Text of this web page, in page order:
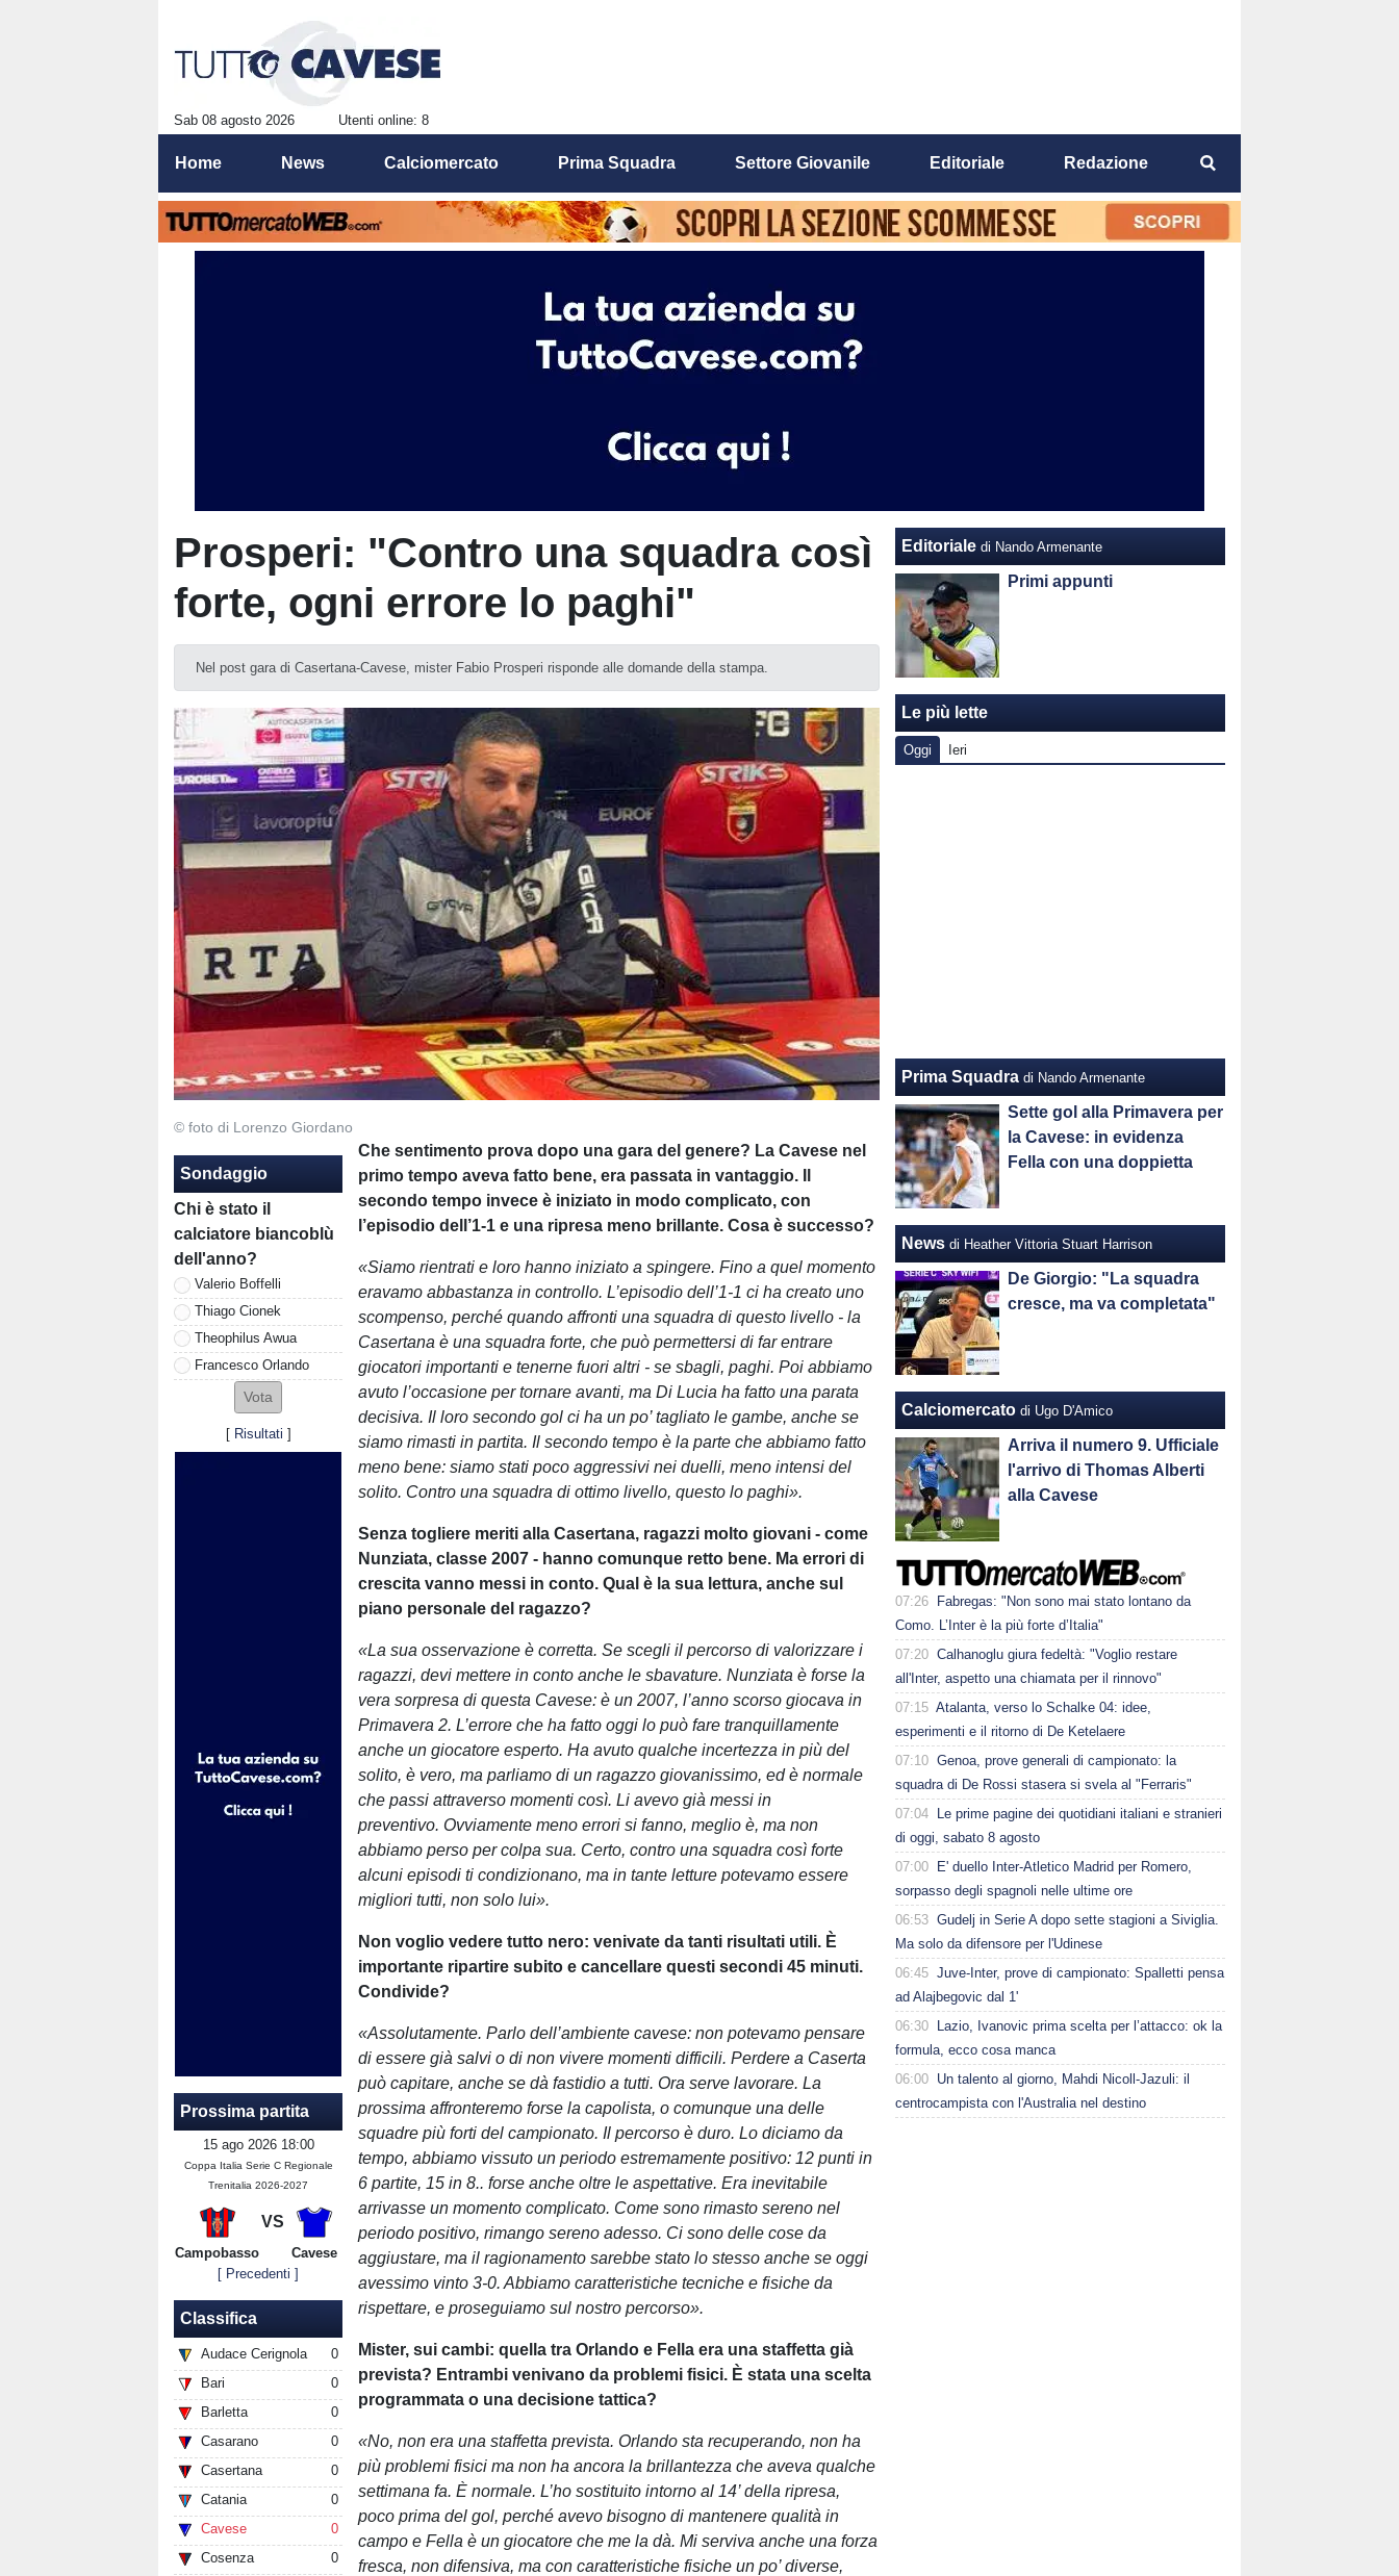
Sab 08 agosto 2026 Utenti online: 8
Home News Calciomercato Prima Squadra Settore Giovanile Editoriale Redazione
Prosperi: "Contro una squadra così
forte, ogni errore lo paghi"
Nel post gara di Casertana-Cavese, mister Fabio Prosperi risponde alle domande della stampa.
© foto di Lorenzo Giordano
Sondaggio
Chi è stato il
calciatore biancoblù
dell'anno?
Valerio Boffelli
Thiago Cionek
Theophilus Awua
Francesco Orlando
[ Risultati ]
Prossima partita
15 ago 2026 18:00
Coppa Italia Serie C Regionale
Trenitalia 2026-2027
VS
Campobasso
Cavese
[ Precedenti ]
Classifica
Audace Cerignola
0
Bari
0
Barletta
0
Casarano
0
Casertana
0
Catania
0
Cavese
0
Cosenza
0
Che sentimento prova dopo una gara del genere? La Cavese nel
primo tempo aveva fatto bene, era passata in vantaggio. Il
secondo tempo invece è iniziato in modo complicato, con
l’episodio dell’1-1 e una ripresa meno brillante. Cosa è successo?
«Siamo rientrati e loro hanno iniziato a spingere. Fino a quel momento
eravamo abbastanza in controllo. L’episodio dell’1-1 ci ha creato uno
scompenso, perché quando affronti una squadra di questo livello - la
Casertana è una squadra forte, che può permettersi di far entrare
giocatori importanti e tenerne fuori altri - se sbagli, paghi. Poi abbiamo
avuto l’occasione per tornare avanti, ma Di Lucia ha fatto una parata
decisiva. Il loro secondo gol ci ha un po’ tagliato le gambe, anche se
siamo rimasti in partita. Il secondo tempo è la parte che abbiamo fatto
meno bene: siamo stati poco aggressivi nei duelli, meno intensi del
solito. Contro una squadra di ottimo livello, questo lo paghi».
Senza togliere meriti alla Casertana, ragazzi molto giovani - come
Nunziata, classe 2007 - hanno comunque retto bene. Ma errori di
crescita vanno messi in conto. Qual è la sua lettura, anche sul
piano personale del ragazzo?
«La sua osservazione è corretta. Se scegli il percorso di valorizzare i
ragazzi, devi mettere in conto anche le sbavature. Nunziata è forse la
vera sorpresa di questa Cavese: è un 2007, l’anno scorso giocava in
Primavera 2. L’errore che ha fatto oggi lo può fare tranquillamente
anche un giocatore esperto. Ha avuto qualche incertezza in più del
solito, è vero, ma parliamo di un ragazzo giovanissimo, ed è normale
che passi attraverso momenti così. Li avevo già messi in
preventivo. Ovviamente meno errori si fanno, meglio è, ma non
abbiamo perso per colpa sua. Certo, contro una squadra così forte
alcuni episodi ti condizionano, ma in tante letture potevamo essere
migliori tutti, non solo lui».
Non voglio vedere tutto nero: venivate da tanti risultati utili. È
importante ripartire subito e cancellare questi secondi 45 minuti.
Condivide?
«Assolutamente. Parlo dell’ambiente cavese: non potevamo pensare
di essere già salvi o di non vivere momenti difficili. Perdere a Caserta
può capitare, anche se dà fastidio a tutti. Ora serve lavorare. La
prossima affronteremo forse la capolista, o comunque una delle
squadre più forti del campionato. Il percorso è duro. Lo diciamo da
tempo, abbiamo vissuto un periodo estremamente positivo: 12 punti in
6 partite, 15 in 8.. forse anche oltre le aspettative. Era inevitabile
arrivasse un momento complicato. Come sono rimasto sereno nel
periodo positivo, rimango sereno adesso. Ci sono delle cose da
aggiustare, ma il ragionamento sarebbe stato lo stesso anche se oggi
avessimo vinto 3-0. Abbiamo caratteristiche tecniche e fisiche da
rispettare, e proseguiamo sul nostro percorso».
Mister, sui cambi: quella tra Orlando e Fella era una staffetta già
prevista? Entrambi venivano da problemi fisici. È stata una scelta
programmata o una decisione tattica?
«No, non era una staffetta prevista. Orlando sta recuperando, non ha
più problemi fisici ma non ha ancora la brillantezza che aveva qualche
settimana fa. È normale. L’ho sostituito intorno al 14’ della ripresa,
poco prima del gol, perché avevo bisogno di mantenere qualità in
campo e Fella è un giocatore che me la dà. Mi serviva anche una forza
fresca, non difensiva, ma con caratteristiche fisiche un po’ diverse,
Editoriale di Nando Armenante
Primi appunti
Le più lette
Oggi Ieri
Prima Squadra di Nando Armenante
Sette gol alla Primavera per
la Cavese: in evidenza
Fella con una doppietta
News di Heather Vittoria Stuart Harrison
De Giorgio: "La squadra
cresce, ma va completata"
Calciomercato di Ugo D'Amico
Arriva il numero 9. Ufficiale
l'arrivo di Thomas Alberti
alla Cavese
07:26
Fabregas: "Non sono mai stato lontano da
Como. L’Inter è la più forte d’Italia"
07:20 Calhanoglu giura fedeltà: "Voglio restare
all'Inter, aspetto una chiamata per il rinnovo"
07:15 Atalanta, verso lo Schalke 04: idee,
esperimenti e il ritorno di De Ketelaere
07:10 Genoa, prove generali di campionato: la
squadra di De Rossi stasera si svela al "Ferraris"
07:04
Le prime pagine dei quotidiani italiani e stranieri
di oggi, sabato 8 agosto
07:00
E' duello Inter-Atletico Madrid per Romero,
sorpasso degli spagnoli nelle ultime ore
06:53 Gudelj in Serie A dopo sette stagioni a Siviglia.
Ma solo da difensore per l'Udinese
06:45 Juve-Inter, prove di campionato: Spalletti pensa
ad Alajbegovic dal 1'
06:30
Lazio, Ivanovic prima scelta per l’attacco: ok la
formula, ecco cosa manca
06:00 Un talento al giorno, Mahdi Nicoll-Jazuli: il
centrocampista con l'Australia nel destino